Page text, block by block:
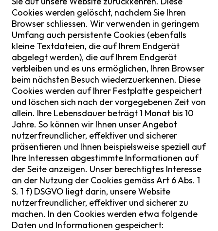
Cookies werden gelöscht, nachdem Sie Ihren
Browser schliessen. Wir verwenden in geringem
Umfang auch persistente Cookies (ebenfalls
kleine Textdateien, die auf Ihrem Endgerät
abgelegt werden), die auf Ihrem Endgerät
verbleiben und es uns ermöglichen, Ihren Browser
beim nächsten Besuch wiederzuerkennen. Diese
Cookies werden auf Ihrer Festplatte gespeichert
und löschen sich nach der vorgegebenen Zeit von
allein. Ihre Lebensdauer beträgt 1 Monat bis 10
Jahre. So können wir Ihnen unser Angebot
nutzerfreundlicher, effektiver und sicherer
präsentieren und Ihnen beispielsweise speziell auf
Ihre Interessen abgestimmte Informationen auf
der Seite anzeigen. Unser berechtigtes Interesse
an der Nutzung der Cookies gemäss Art 6 Abs. 1
S. 1 f) DSGVO liegt darin, unsere Website
nutzerfreundlicher, effektiver und sicherer zu
machen. In den Cookies werden etwa folgende
Daten und Informationen gespeichert: